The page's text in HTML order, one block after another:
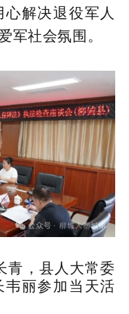
解决退役军人
军社会氛围。
青，县人大常委
丽参加当天活